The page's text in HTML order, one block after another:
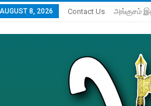
8, 2026 Contact Us அங்குசம்